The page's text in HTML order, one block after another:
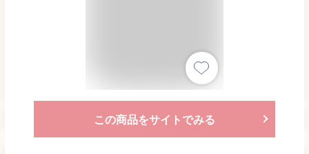
この商品をサイトでみる